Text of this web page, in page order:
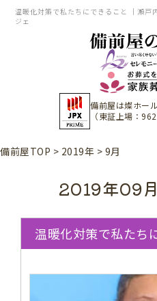
温暖化対策で私たちにできること ｜瀬戸
ジェ
備前屋は燦ホー
（東証上場：
備前屋TOP > 2019年 > 9月
2019年09
温暖化対策で私たち